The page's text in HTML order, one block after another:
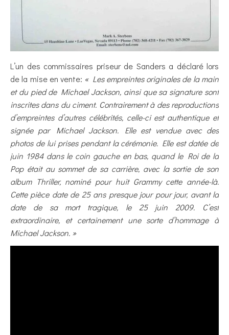
L’un des commissaires priseur de Sanders a déclaré lors
de la mise en vente: « Les empreintes originales de la main
et du pied de Michael Jackson, ainsi que sa signature sont
inscrites dans du ciment. Contrairement à des reproductions
d’empreintes d’autres célébrités, celle-ci est authentique et
signée par Michael Jackson. Elle est vendue avec des
photos de lui prises pendant la cérémonie. Elle est datée de
juin 1984 dans le coin gauche en bas, quand le Roi de la
Pop était au sommet de sa carrière, avec la sortie de son
album Thriller, nominé pour huit Grammy cette année-là.
Cette pièce date de 25 ans presque jour pour jour, avant la
date de sa mort tragique, le 25 juin 2009. C’est
extraordinaire, et certainement une sorte d’hommage à
Michael Jackson. »